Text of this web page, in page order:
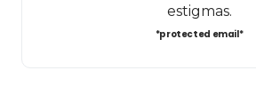
estigmas.
*protected email*